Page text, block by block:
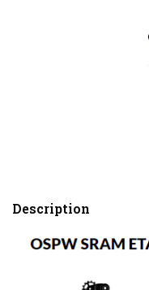
Description